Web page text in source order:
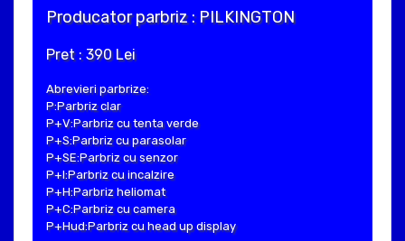
Producator parbriz : PILKINGTON
Pret : 390 Lei
Abrevieri parbrize:
P:Parbriz clar
P+V:Parbriz cu tenta verde
P+S:Parbriz cu parasolar
P+SE:Parbriz cu senzor
P+I:Parbriz cu incalzire
P+H:Parbriz heliomat
P+C:Parbriz cu camera
P+Hud:Parbriz cu head up display